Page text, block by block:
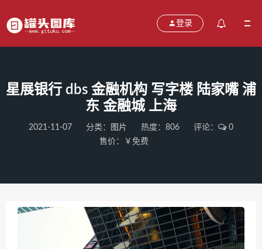
登录
星展银行 dbs 金融机构 写字楼 陆家嘴 浦
东 金融城 上海
2021-11-07 分类： 图片 热度：806 评论：
0
售价：￥免费